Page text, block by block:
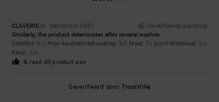
CLAVERIE26. september 2025
Geverifieerde aankoop
Similarly, the product deteriorates after several washes.
Comfort: 5/5 Prijs-kwaliteitverhouding: 3/5 Maat: Te groot Materiaal: 3/5
Kleur: 5/5
Ik raad dit product aan
Geverifieerd door TrustVille